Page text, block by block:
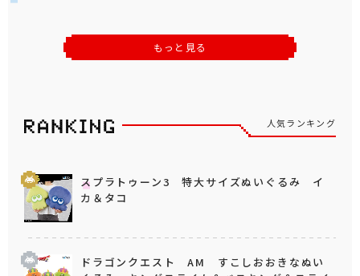
もっと見る
人気ランキング
スプラトゥーン3 特大サイズぬいぐるみ イ
カ＆タコ
ドラゴンクエスト AM すこしおおきなぬい